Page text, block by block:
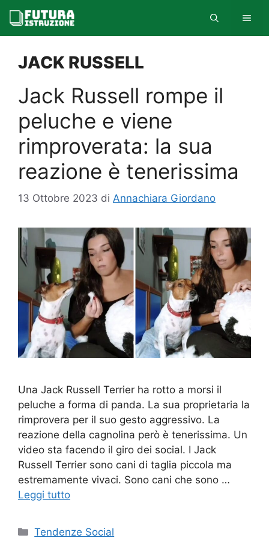
contenuto
JACK RUSSELL
Jack Russell rompe il
peluche e viene
rimproverata: la sua
reazione è tenerissima
13 Ottobre 2023 di Annachiara Giordano
Una Jack Russell Terrier ha rotto a morsi il
peluche a forma di panda. La sua proprietaria la
rimprovera per il suo gesto aggressivo. La
reazione della cagnolina però è tenerissima. Un
video sta facendo il giro dei social. I Jack
Russell Terrier sono cani di taglia piccola ma
estremamente vivaci. Sono cani che sono …
Leggi tutto
Categorie
Tendenze Social